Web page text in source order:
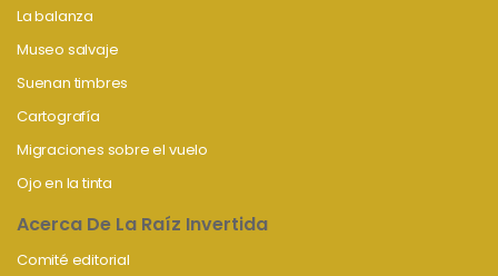
La balanza
Museo salvaje
Suenan timbres
Cartografía
Migraciones sobre el vuelo
Ojo en la tinta
Acerca De La Raíz Invertida
Comité editorial